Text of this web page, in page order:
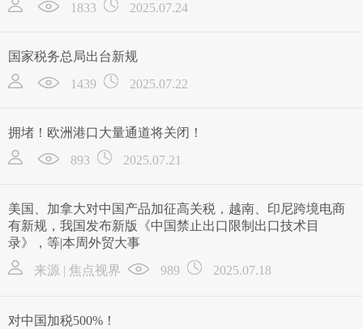
1833
2025.07.24
国家税务总局出台新规
1439
2025.07.22
拥堵！欧洲港口大量通道将关闭！
893
2025.07.21
美国、加拿大对中国产品加征高关税，越南、印尼跨境电商
有新规，我国发布新版《中国禁止出口限制出口技术目
录》，等|本周外贸大事
来源 | 焦点视界
989 2025.07.18
对中国加税500%！